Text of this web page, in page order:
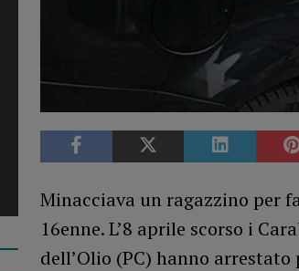
Minacciava un ragazzino per
16enne. L’8 aprile scorso i
dell’Olio (PC) hanno arrestato